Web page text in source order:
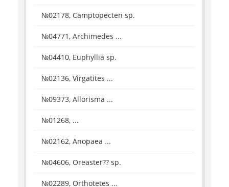
№02178, Camptopecten sp.
№04771, Archimedes ...
№04410, Euphyllia sp.
№02136, Virgatites ...
№09373, Allorisma ...
№01268, ...
№02162, Anopaea ...
№04606, Oreaster?? sp.
№02289, Orthotetes ...